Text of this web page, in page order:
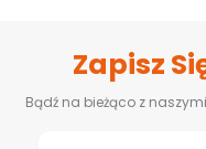
Zapisz
Bądź na bieżąco z